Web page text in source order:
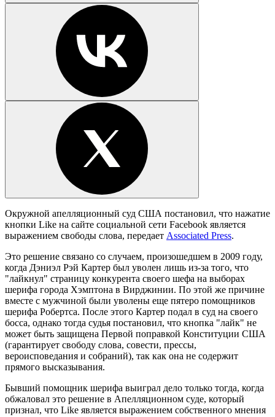
Окружной апелляционный суд США постановил, что нажатие
кнопки Like на сайте социальной сети Facebook является
выражением свободы слова, передает Associated Press.
Это решение связано со случаем, произошедшем в 2009 году,
когда Дэниэл Рэй Картер был уволен лишь из-за того, что
"лайкнул" страницу конкурента своего шефа на выборах
шерифа города Хэмптона в Вирджинии. По этой же причине
вместе с мужчиной были уволены еще пятеро помощников
шерифа Робертса. После этого Картер подал в суд на своего
босса, однако тогда судья постановил, что кнопка "лайк" не
может быть защищена Первой поправкой Конституции США
(гарантирует свободу слова, совести, прессы,
вероисповедания и собраний), так как она не содержит
прямого высказывания.
Бывший помощник шерифа выиграл дело только тогда, когда
обжаловал это решение в Апелляционном суде, который
признал, что Like является выражением собственного мнения